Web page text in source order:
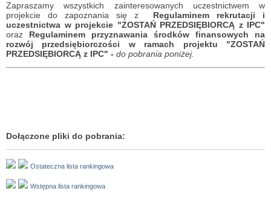
Zapraszamy wszystkich zainteresowanych uczestnictwem w
projekcie do zapoznania się z Regulaminem rekrutacji i
uczestnictwa w projekcie "ZOSTAŃ PRZEDSIĘBIORCĄ z IPC"
oraz Regulaminem przyznawania środków finansowych na
rozwój przedsiębiorczości w ramach projektu "ZOSTAŃ
PRZEDSIĘBIORCĄ z IPC" - do pobrania poniżej.
Dołączone pliki do pobrania:
Ostateczna lista rankingowa
Wstępna lista rankingowa